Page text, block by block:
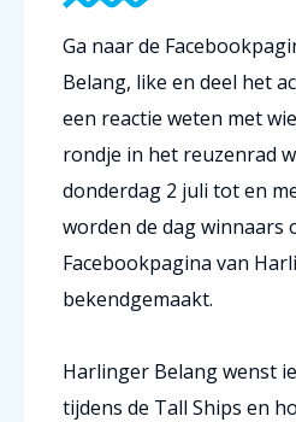
Ga naar de
Belang, like en deel het
een reactie weten met
rondje in het reuzenrad
donderdag 2 juli tot en
worden de dag winnaars
Facebookpagina van
bekendgemaakt.
Harlinger Belang wenst
tijdens de Tall Ships en